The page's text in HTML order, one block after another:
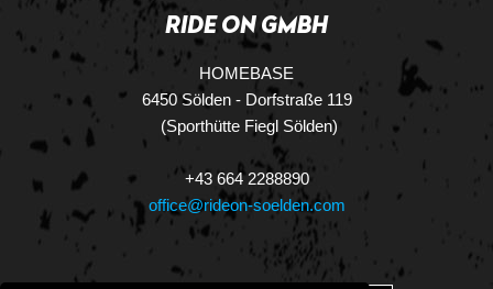
RIDE ON GMBH
HOMEBASE
6450 Sölden - Dorfstraße 119
(Sporthütte Fiegl Sölden)
+43 664 2288890
office@rideon-soelden.com